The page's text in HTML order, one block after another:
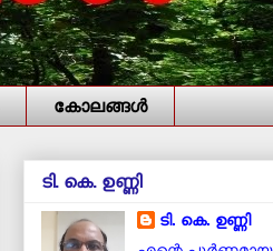
കോലങ്ങള്‍
ടി. കെ. ഉണ്ണി
ടി. കെ. ഉണ്ണി